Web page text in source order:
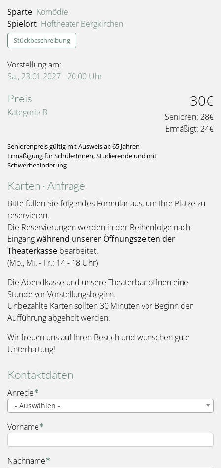
Sparte Komödie
Spielort Hoftheater Bergkirchen
Stückbeschreibung
Vorstellung am:
Sa., 23.01.2027 - 20:00 Uhr
Preis
Kategorie B
30€
Senioren: 28€
Ermäßigt: 24€
Seniorenpreis gültig mit Ausweis ab 65 Jahren
Ermäßigung für SchülerInnen, Studierende und mit
Schwerbehinderung
Karten · Anfrage
Bitte füllen Sie folgendes Formular aus, um Ihre Plätze zu
reservieren.
Die Reservierungen werden in der Reihenfolge nach
Eingangwährend unserer Öffnungszeiten der
Theaterkasse bearbeitet.
(Mo., Mi. - Fr.: 14 - 18 Uhr)
Die Abendkasse und unsere Theaterbar öffnen eine
Stunde vor Vorstellungsbeginn.
Unbezahlte Karten sollten 30 Minuten vor Beginn der
Aufführung abgeholt werden.
Wir freuen uns auf Ihren Besuch und wünschen gute
Unterhaltung!
Kontaktdaten
Name
Anrede
- Auswählen -
Vorname
Nachname